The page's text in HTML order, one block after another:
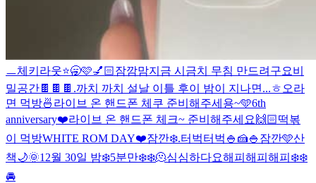
ㅡ체키라웃⭐️🥱🩷💅🏻잠깜맘지금 시금치 무침 만드려구요비
밀공간 🍫🍫🍫 .까치 까치 설날 이틀 후이 밤이 지나면...ㅎ 오라
면 먹방🍜 라이브 온 핸드폰 체쿠 준비해주세용~🩵6th
anniversary❤️라이브 온 핸드폰 체크~ 준비해주세요 🙌🏻떡볶
이 먹방WHITE ROM DAY❤️잠깐❄️.터벅터벅 🍚🍰🍚 잠깐🩵산
책🌙🌞12월 30일 밤❄️5분만❄️❄️🫠심심하다요해피해피해피❄️❄️
🚘